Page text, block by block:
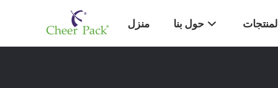
منزل حول بنا المنتجات